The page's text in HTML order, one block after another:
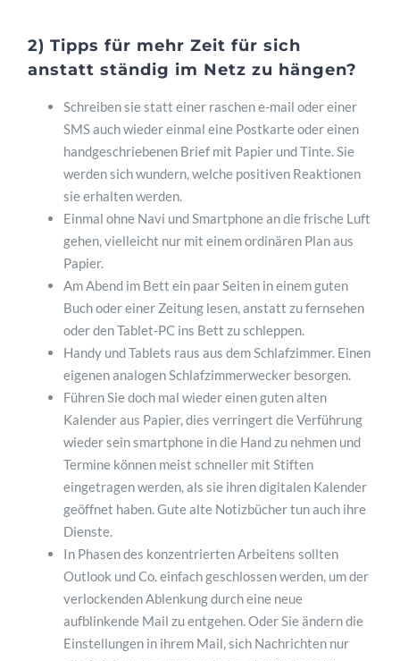
2) Tipps für mehr Zeit für sich
anstatt ständig im Netz zu hängen?
Schreiben sie statt einer raschen e-mail oder einer
SMS auch wieder einmal eine Postkarte oder einen
handgeschriebenen Brief mit Papier und Tinte. Sie
werden sich wundern, welche positiven Reaktionen
sie erhalten werden.
Einmal ohne Navi und Smartphone an die frische Luft
gehen, vielleicht nur mit einem ordinären Plan aus
Papier.
Am Abend im Bett ein paar Seiten in einem guten
Buch oder einer Zeitung lesen, anstatt zu fernsehen
oder den Tablet-PC ins Bett zu schleppen.
Handy und Tablets raus aus dem Schlafzimmer. Einen
eigenen analogen Schlafzimmerwecker besorgen.
Führen Sie doch mal wieder einen guten alten
Kalender aus Papier, dies verringert die Verführung
wieder sein smartphone in die Hand zu nehmen und
Termine können meist schneller mit Stiften
eingetragen werden, als sie ihren digitalen Kalender
geöffnet haben. Gute alte Notizbücher tun auch ihre
Dienste.
In Phasen des konzentrierten Arbeitens sollten
Outlook und Co. einfach geschlossen werden, um der
verlockenden Ablenkung durch eine neue
aufblinkende Mail zu entgehen. Oder Sie ändern die
Einstellungen in ihrem Mail, sich Nachrichten nur